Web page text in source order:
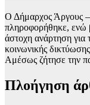
Ο Δήμαρχος Άργους
πληροφορήθηκε, ενώ
άστοχη ανάρτηση
κοινωνικής
Αμέσως ζήτησε την
Πλοήγηση